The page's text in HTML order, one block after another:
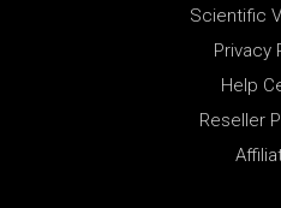
Scientific
Privacy
Help
Reseller